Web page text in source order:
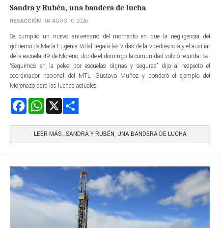
Sandra y Rubén, una bandera de lucha
REDACCIÓN 04 AGOSTO 2026
Se cumplió un nuevo aniversario del momento en que la negligencia del
gobierno de María Eugenia Vidal cegara las vidas de la vicedirectora y el auxiliar
de la escuela 49 de Moreno, donde el domingo la comunidad volvió recordarlos.
“Seguimos en la pelea por escuelas dignas y seguras” dijo al respecto el
coordinador nacional del MTL, Gustavo Muñoz y ponderó el ejemplo del
Morenazo para las luchas actuales.
FacebookWhatsApp
LEER MÁS…SANDRA Y RUBÉN, UNA BANDERA DE LUCHA